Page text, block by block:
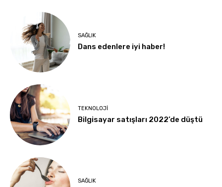
SAĞLIK
Dans edenlere iyi haber!
TEKNOLOJI
Bilgisayar satışları 2022’de düştü
SAĞLIK